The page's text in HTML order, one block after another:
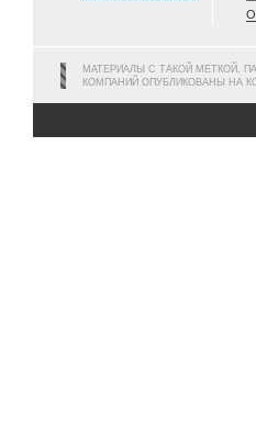
О
МАТЕРИАЛЫ С ТАКОЙ МЕТКОЙ,
КОМПАНИЙ ОПУБЛИКОВАНЫ НА